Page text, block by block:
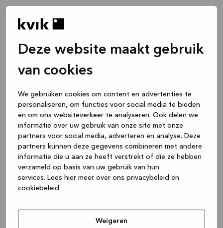
Deze website maakt gebruik
van cookies
We gebruiken cookies om content en advertenties te
personaliseren, om functies voor social media te bieden
en om ons websiteverkeer te analyseren. Ook delen we
informatie over uw gebruik van onze site met onze
partners voor social media, adverteren en analyse. Deze
partners kunnen deze gegevens combineren met andere
informatie die u aan ze heeft verstrekt of die ze hebben
verzameld op basis van uw gebruik van hun
services. Lees hier meer over ons privacybeleid en
cookiebeleid
Weigeren
(see the browser console for more